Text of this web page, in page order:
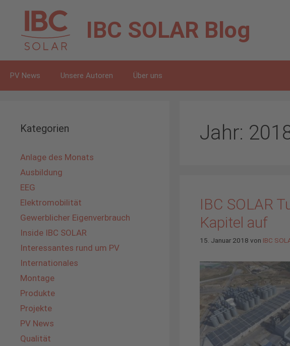
springen
IBC SOLAR Blog
PV News Unsere Autoren Über uns
Jahr:
IBC SOLAR
Kapitel auf
15. Januar 2018 von IBC
Kategorien
Anlage des Monats
Ausbildung
EEG
Elektromobilität
Gewerblicher Eigenverbrauch
Inside IBC SOLAR
Interessantes rund um PV
Internationales
Montage
Produkte
Projekte
PV News
Qualität